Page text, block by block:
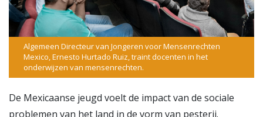
Algemeen Directeur van Jongeren voor Mensenrechten
Mexico, Ernesto Hurtado Ruiz, traint docenten in het
onderwijzen van mensenrechten.
De Mexicaanse jeugd voelt de impact van de sociale
problemen van het land in de vorm van pesterij.